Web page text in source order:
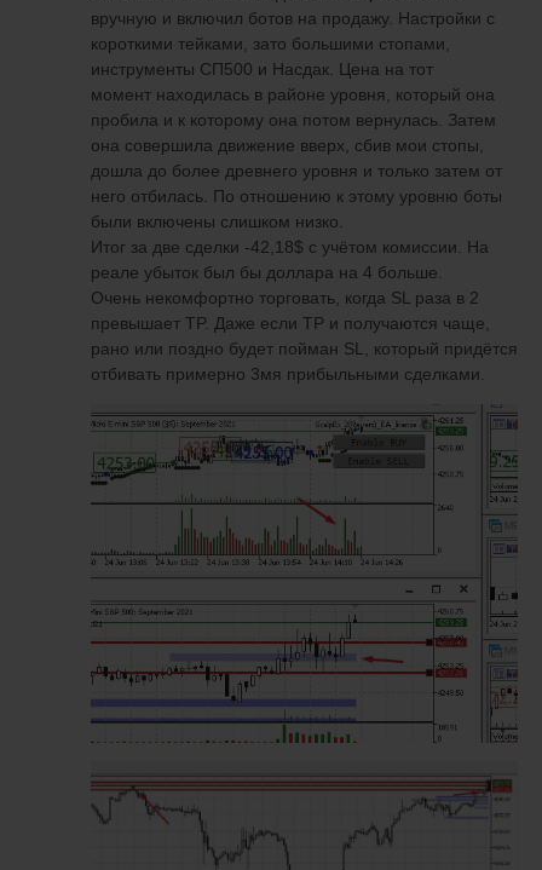
вручную и включил ботов на продажу. Настройки с
короткими тейками, зато большими стопами,
инструменты СП500 и Насдак. Цена на тот
момент находилась в районе уровня, который она
пробила и к которому она потом вернулась. Затем
она совершила движение вверх, сбив мои стопы,
дошла до более древнего уровня и только затем от
него отбилась. По отношению к этому уровню боты
были включены слишком низко.
Итог за две сделки -42,18$ с учётом комиссии. На
реале убыток был бы доллара на 4 больше.
Очень некомфортно торговать, когда SL раза в 2
превышает TP. Даже если TP и получаются чаще,
рано или поздно будет пойман SL, который придётся
отбивать примерно 3мя прибыльными сделками.